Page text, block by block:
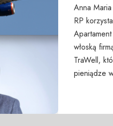
Anna
RP
włoską
TraWell,
pieniądze